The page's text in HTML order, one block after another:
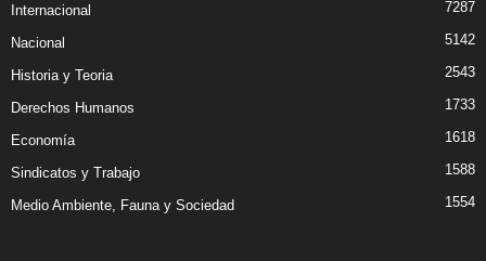
Internacional 7287
Nacional 5142
Historia y Teoria 2543
Derechos Humanos 1733
Economía 1618
Sindicatos y Trabajo 1588
Medio Ambiente, Fauna y Sociedad 1554